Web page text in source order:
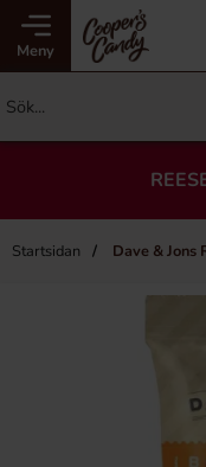
Meny
Startsidan Dave &
Du